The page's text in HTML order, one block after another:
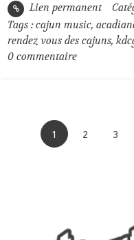
Lien permanent
Tags :cajun music,
rendez vous des cajuns,
0 commentaire
1 2 3